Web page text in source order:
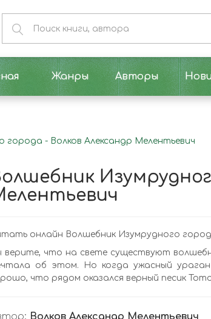
Жанры Авторы
города - Волков Александр Мелентьевич
онлайн Волшебник Изумрудного
верите, что на свете существуют
об этом. Но когда ужасный ураган
что рядом оказался верный песик
Волков Александр Мелентьевич